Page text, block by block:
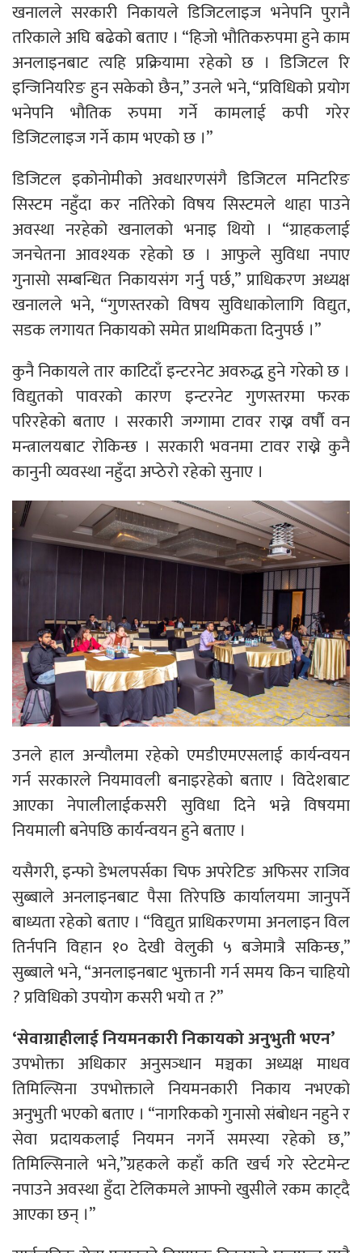
खनालले सरकारी निकायले डिजिटलाइज भनेपनि पुरानै
तरिकाले अघि बढेको बताए । “हिजो भौतिकरुपमा हुने काम
अनलाइनबाट त्यहि प्रक्रियामा रहेको छ । डिजिटल रि
इन्जिनियरिङ हुन सकेको छैन,” उनले भने, “प्रविधिको प्रयोग
भनेपनि भौतिक रुपमा गर्ने कामलाई कपी गरेर
डिजिटलाइज गर्ने काम भएको छ ।”
डिजिटल इकोनोमीको अवधारणसंगै डिजिटल मनिटरिङ
सिस्टम नहुँदा कर नतिरेको विषय सिस्टमले थाहा पाउने
अवस्था नरहेको खनालको भनाइ थियो । “ग्राहकलाई
जनचेतना आवश्यक रहेको छ । आफुले सुविधा नपाए
गुनासो सम्बन्धित निकायसंग गर्नु पर्छ,” प्राधिकरण अध्यक्ष
खनालले भने, “गुणस्तरको विषय सुविधाकोलागि विद्युत,
सडक लगायत निकायको समेत प्राथमिकता दिनुपर्छ ।”
कुनै निकायले तार काटिदाँ इन्टरनेट अवरुद्ध हुने गरेको छ ।
विद्युतको पावरको कारण इन्टरनेट गुणस्तरमा फरक
परिरहेको बताए । सरकारी जग्गामा टावर राख्न वर्षौ वन
मन्त्रालयबाट रोकिन्छ । सरकारी भवनमा टावर राख्ने कुनै
कानुनी व्यवस्था नहुँदा अप्ठेरो रहेको सुनाए ।
उनले हाल अन्यौलमा रहेको एमडीएमएसलाई कार्यन्वयन
गर्न सरकारले नियमावली बनाइरहेकाे बताए । विदेशबाट
आएका नेपालीलाईकसरी सुविधा दिने भन्ने विषयमा
नियमाली बनेपछि कार्यन्वयन हुने बताए ।
यसैगरी, इन्फो डेभलपर्सका चिफ अपरेटिङ अफिसर राजिव
सुब्बाले अनलाइनबाट पैसा तिरेपछि कार्यालयमा जानुपर्ने
बाध्यता रहेको बताए । “विद्युत प्राधिकरणमा अनलाइन विल
तिर्नपनि विहान १० देखी वेलुकी ५ बजेमात्रै सकिन्छ,”
सुब्बाले भने, “अनलाइनबाट भुक्तानी गर्न समय किन चाहियो
? प्रविधिको उपयोग कसरी भयो त ?”
‘सेवाग्राहीलाई नियमनकारी निकायको अनुभुती भएन’
उपभोक्ता अधिकार अनुसञ्धान मञ्चका अध्यक्ष माधव
तिमिल्सिना उपभोक्ताले नियमनकारी निकाय नभएको
अनुभुती भएको बताए । “नागरिकको गुनासो संबोधन नहुने र
सेवा प्रदायकलाई नियमन नगर्ने समस्या रहेको छ,”
तिमिल्सिनाले भने,”ग्रहकले कहाँ कति खर्च गरे स्टेटमेन्ट
नपाउने अवस्था हुँदा टेलिकमले आफ्नो खुसीले रकम काट्दै
आएका छन् ।”